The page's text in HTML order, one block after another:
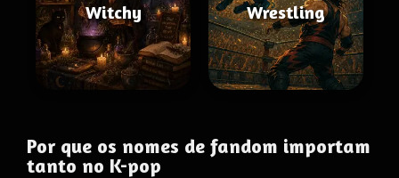
Witchy Wrestling
Por que os nomes de fandom importam
tanto no K-pop